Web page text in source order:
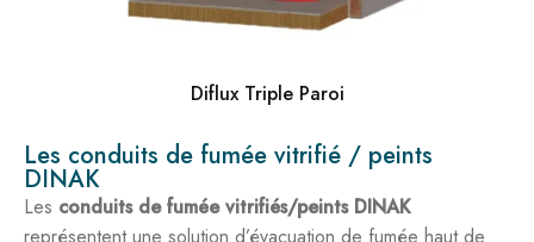
Diflux Triple Paroi
Les conduits de fumée vitrifié / peints
DINAK
Les conduits de fumée vitrifiés/peints DINAK
représentent une solution d’évacuation de fumée haut de